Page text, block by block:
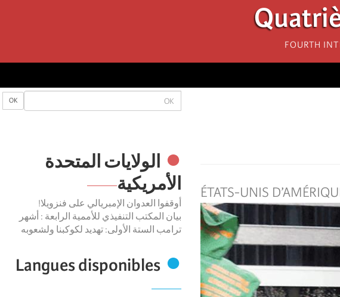
Fourth
OK
OK
الولایات المتحدة
الأمریكیة
أوقفوا العدوان الإمبريالي على فنزويلا!
بيان المكتب التنفيذي للأممية الرابعة : أشهر
ترامب الستة الأولى: تهديد لكوكبنا ولشعوبه
Langues disponibles
ÉTATS-UNIS